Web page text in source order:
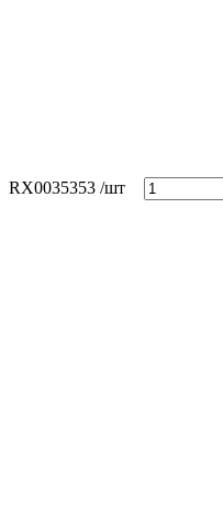
RX0035353 /шт